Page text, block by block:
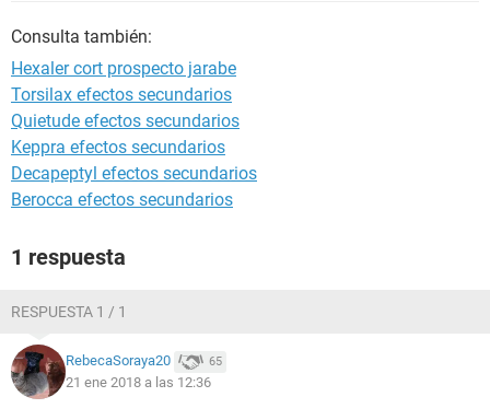
Consulta también:
Hexaler cort prospecto jarabe
Torsilax efectos secundarios
Quietude efectos secundarios
Keppra efectos secundarios
Decapeptyl efectos secundarios
Berocca efectos secundarios
1 respuesta
RESPUESTA 1 / 1
RebecaSoraya20 65
21 ene 2018 a las 12:36